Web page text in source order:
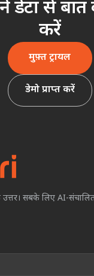
डेटा से
करें
मुफ़्त ट्रायल
डेमो प्राप्त करें
उत्तर। सबके लिए AI-